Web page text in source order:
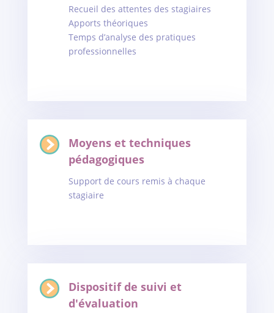
Recueil des attentes des stagiaires
Apports théoriques
Temps d’analyse des pratiques
professionnelles
Moyens et techniques
pédagogiques
Support de cours remis à chaque
stagiaire
Dispositif de suivi et
d'évaluation